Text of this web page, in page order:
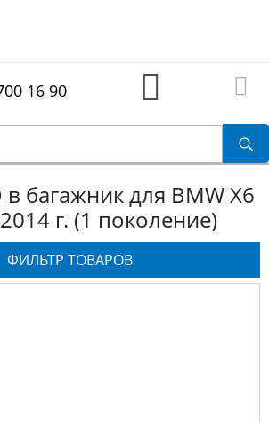
16 90
багажник для BMW X6
г. (1 поколение)
ФИЛЬТР ТОВАРОВ